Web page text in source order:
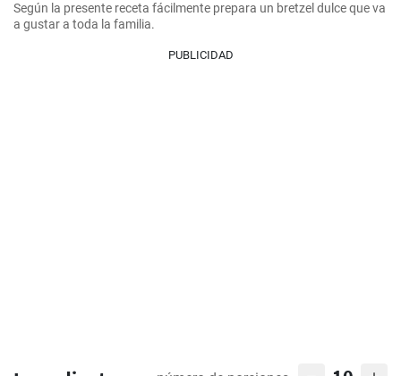
Según la presente receta fácilmente prepara un bretzel dulce que va
a gustar a toda la familia.
PUBLICIDAD